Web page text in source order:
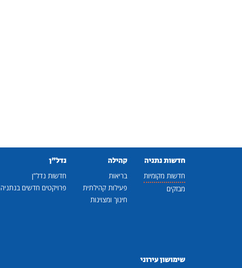
חדשות נתניה
חדשות מקומיות
מבזקים
קהילה
בריאות
פעילות קהילתית
חינוך ומצוינות
נדל"ן
חדשות נדל"ן
פרויקטים חדשים בנתניה
שימושון עירוני